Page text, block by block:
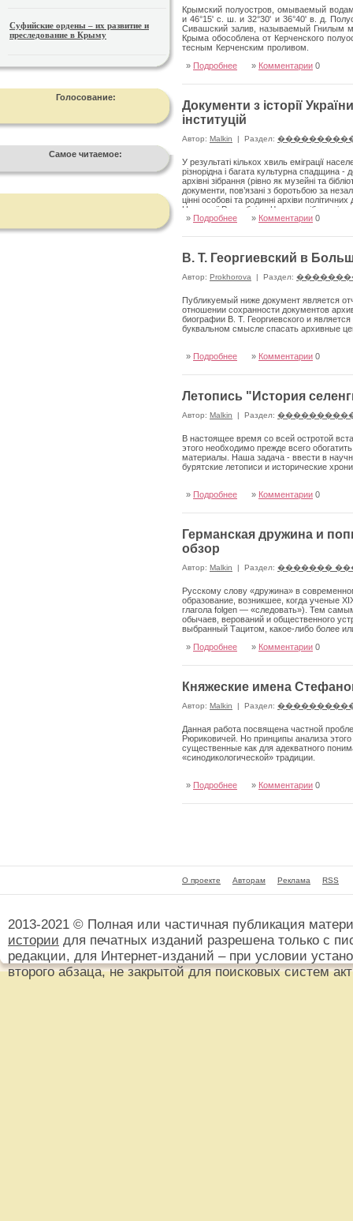
Суфийские ордены – их развитие и
преследование в Крыму
Голосование:
Самое читаемое:
Крымский полуостров, омываемый
и 46°15' с. ш. и 32°30' и 36°40' в. д.
Сивашский залив, называемый Гнилым
Крыма обособлена от Керченского
тесным Керченским проливом.
» Подробнее » Комментарии 0
Документи з історії
інституцій
Автор: Malkin | Раздел:
У результаті кількох хвиль еміграції
різнорідна і багата культурна спадщина -
архівні зібрання (рівно як музейні та
документи, пов’язані з боротьбою за
цінні особові та родинні архіви
Народної Республіки. Частина зібрань і
яких потрапила насамперед як дар від її
Парижі, що існують уже понад 150 років,
Папського інституту церковних студій
організаціях, парафіях, культурних і
» Подробнее » Комментарии 0
В. Т. Георгиевский в
Автор: Prokhorova | Раздел:
Публикуемый ниже документ является
отношении сохранности документов
биографии В. Т. Георгиевского и
буквальном смысле спасать архивные
» Подробнее » Комментарии 0
Летопись "История
Автор: Malkin | Раздел:
В настоящее время со всей остротой
этого необходимо прежде всего
материалы. Наша задача - ввести в
бурятские лето­писи и исторические
» Подробнее » Комментарии 0
Германская дружина и
обзор
Автор: Malkin | Раздел: �������
Русскому слову «дружина» в
образование, воз­никшее, когда ученые
глагола folgen — «следовать»). Тем
обычаев, верований и общественного
выбранный Тацитом, какое-либо более
» Подробнее » Комментарии 0
Княжеские имена
Автор: Malkin | Раздел:
Данная работа посвящена частной
Рюриковичей. Но принципы анализа
существенные как для адекватного
«синодикологической» традиции.
» Подробнее » Комментарии 0
О проекте Авторам Реклама RSS
2013-2021 © Полная или частичная публикация
истории для печатных изданий разрешена только с
редакции, для Интернет-изданий – при условии
второго абзаца, не закрытой для поисковых систем